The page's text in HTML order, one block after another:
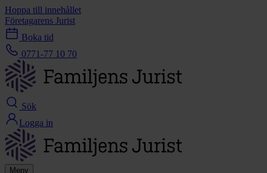
Hoppa till innehållet
Företagarens Jurist
Boka tid
0771-77 10 70
Sök
Logga in
Meny